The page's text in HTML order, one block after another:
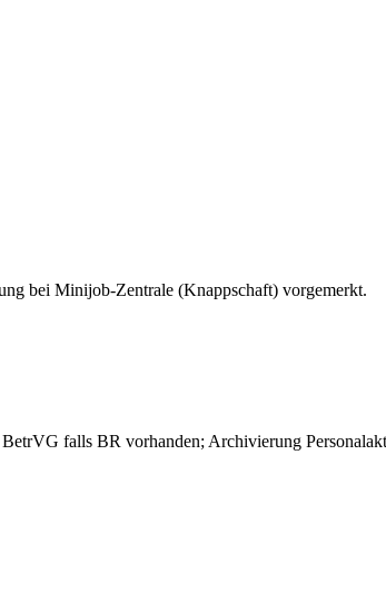
bei Minijob-Zentrale (Knappschaft) vorgemerkt.
falls BR vorhanden; Archivierung